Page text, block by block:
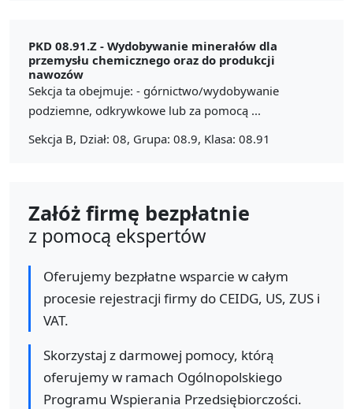
PKD 08.91.Z - Wydobywanie minerałów dla
przemysłu chemicznego oraz do produkcji
nawozów
Sekcja ta obejmuje: - górnictwo/wydobywanie
podziemne, odkrywkowe lub za pomocą ...
Sekcja B, Dział: 08, Grupa: 08.9, Klasa: 08.91
Załóż firmę bezpłatnie
z pomocą ekspertów
Oferujemy bezpłatne wsparcie w całym
procesie rejestracji firmy do CEIDG, US, ZUS i
VAT.
Skorzystaj z darmowej pomocy, którą
oferujemy w ramach Ogólnopolskiego
Programu Wspierania Przedsiębiorczości.